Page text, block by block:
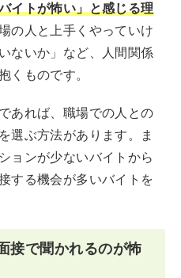
イトが怖い」と感じる理
の人と上手くやっていけ
ないか」など、人間関係
くものです。
あれば、職場での人との
選ぶ方法があります。ま
ョンが少ないバイトから
する機会が多いバイトを
接で聞かれるのが怖